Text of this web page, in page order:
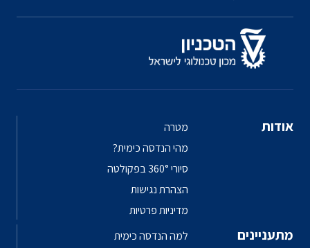
אודות
מטרה
מהי הנדסה כימית?
סיורי 360° בפקולטה
הצהרת נגישות
מדיניות פרטיות
מתעניינים
למה הנדסה כימית